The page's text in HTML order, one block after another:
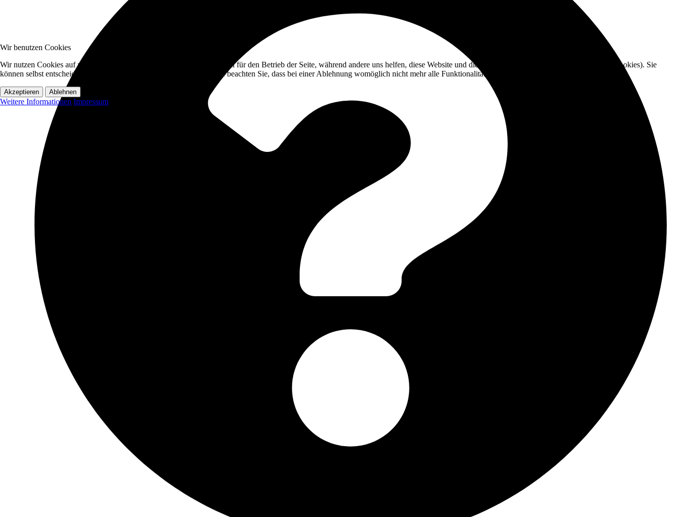
Wir benutzen Cookies
Wir nutzen Cookies auf unserer Website. Einige von ihnen sind essenziell für den Betrieb der Seite, während andere uns helfen, diese Website und die Nutzererfahrung zu verbessern (Tracking Cookies). Sie
können selbst entscheiden, ob Sie die Cookies zulassen möchten. Bitte beachten Sie, dass bei einer Ablehnung womöglich nicht mehr alle Funktionalitäten der Seite zur Verfügung stehen.
Akzeptieren Ablehnen
Weitere Informationen Impressum